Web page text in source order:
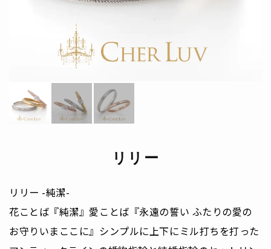
リリー
リリー -純潔-
花ことば『純潔』愛ことば『永遠の誓い ふたりの愛の
お守りいまここに』シンプルに上下にミル打ちを打った